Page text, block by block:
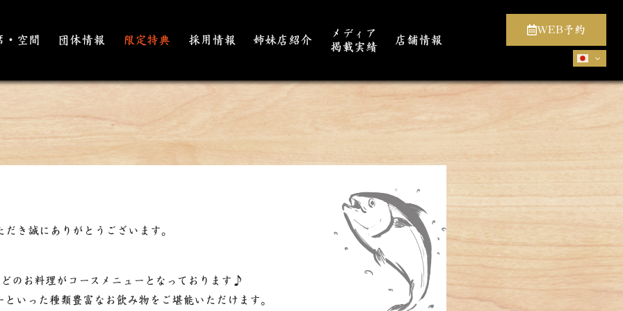
・空間 団体情報 限定特典 採用情報 姉妹店紹介
メディア
掲載実績
店舗情報
WEB予約
だき誠にありがとうございます。
のお料理がコースメニューとなっております♪
いった種類豊富なお飲み物をご堪能いただけます。